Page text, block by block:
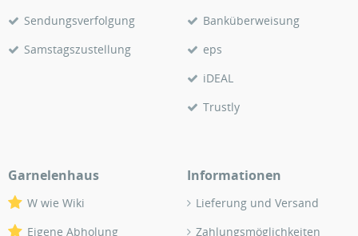
Sendungsverfolgung
Samstagszustellung
Banküberweisung
eps
iDEAL
Trustly
Garnelenhaus
W wie Wiki
Eigene Abholung
Informationen
Lieferung und Versand
Zahlungsmöglichkeiten